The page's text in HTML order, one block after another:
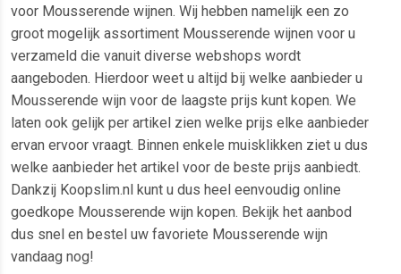
voor Mousserende wijnen. Wij hebben namelijk een zo
groot mogelijk assortiment Mousserende wijnen voor u
verzameld die vanuit diverse webshops wordt
aangeboden. Hierdoor weet u altijd bij welke aanbieder u
Mousserende wijn voor de laagste prijs kunt kopen. We
laten ook gelijk per artikel zien welke prijs elke aanbieder
ervan ervoor vraagt. Binnen enkele muisklikken ziet u dus
welke aanbieder het artikel voor de beste prijs aanbiedt.
Dankzij Koopslim.nl kunt u dus heel eenvoudig online
goedkope Mousserende wijn kopen. Bekijk het aanbod
dus snel en bestel uw favoriete Mousserende wijn
vandaag nog!